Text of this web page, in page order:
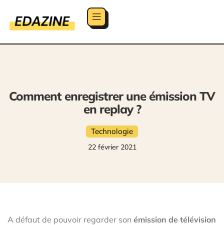
Comment enregistrer une émission TV
en replay ?
Technologie
22 février 2021
A défaut de pouvoir regarder son émission de télévision